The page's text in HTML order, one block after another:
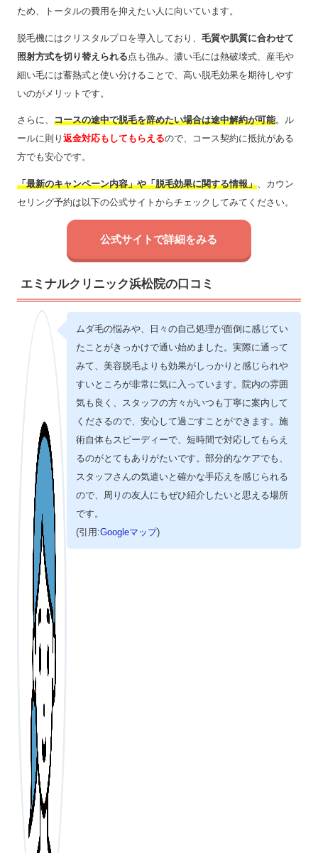
ため、トータルの費用を抑えたい人に向いています。
脱毛機にはクリスタルプロを導入しており、 毛質や肌質に合わせて
照射方式を切り替えられる 点も強み。濃い毛には熱破壊式、産毛や
細い毛には蓄熱式と使い分けることで、高い脱毛効果を期待しやす
いのがメリットです。
さらに、 コースの途中で脱毛を辞めたい場合は途中解約が可能。ル
ールに則り 返金対応もしてもらえるので、コース契約に抵抗がある
方でも安心です。
「最新のキャンペーン内容」や「脱毛効果に関する情報」、カウン
セリング予約は以下の公式サイトからチェックしてみてください。
公式サイトで詳細をみる
エミナルクリニック浜松院の口コミ
ムダ毛の悩みや、日々の自己処理が面倒に感じてい
たことがきっかけで通い始めました。実際に通って
みて、美容脱毛よりも効果がしっかりと感じられや
すいところが非常に気に入っています。院内の雰囲
気も良く、スタッフの方々がいつも丁寧に案内して
くださるので、安心して過ごすことができます。施
術自体もスピーディーで、短時間で対応してもらえ
るのがとてもありがたいです。部分的なケアでも、
スタッフさんの気遣いと確かな手応えを感じられる
ので、周りの友人にもぜひ紹介したいと思える場所
です。
(引用:Googleマップ)